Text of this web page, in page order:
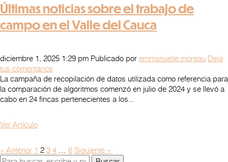
Últimas noticias sobre el trabajo de
campo en el Valle del Cauca
diciembre 1, 2025 1:29 pm Publicado por emmanuelle.moreau Deja
tus comentarios
La campaña de recopilación de datos utilizada como referencia para
la comparación de algoritmos comenzó en julio de 2024 y se llevó a
cabo en 24 fincas pertenecientes a los...
Ver Artículo
« Anterior 1 2 3 4 6 Siguiente »